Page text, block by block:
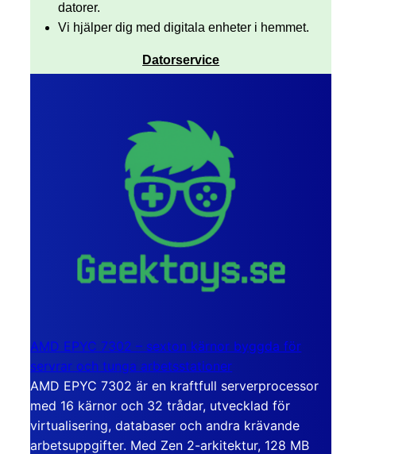
datorer.
Vi hjälper dig med digitala enheter i hemmet.
Datorservice
AMD EPYC 7302 – sexton kärnor byggda för
servrar och tunga arbetsstationer
AMD EPYC 7302 är en kraftfull serverprocessor
med 16 kärnor och 32 trådar, utvecklad för
virtualisering, databaser och andra krävande
arbetsuppgifter. Med Zen 2-arkitektur, 128 MB